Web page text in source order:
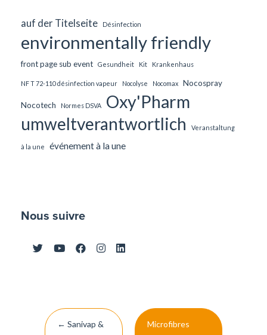
auf der Titelseite Désinfection
environmentally friendly
front page sub event Gesundheit Kit Krankenhaus
NF T 72-110 désinfection vapeur Nocolyse Nocomax Nocospray
Nocotech Normes DSVA
Oxy'Pharm
umweltverantwortlich
Veranstaltung
à la une événement à la une
Nous suivre
Post
← Sanivap &
Microfibres